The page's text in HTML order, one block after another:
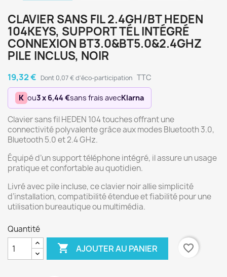
CLAVIER SANS FIL 2.4GH/BT HEDEN
104KEYS, SUPPORT TÉL INTÉGRÉ
CONNEXION BT3.0&BT5.0&2.4GHZ
PILE INCLUS, NOIR
19,32 € Dont 0,07 € d'éco-participation TTC
K ou3 x 6,44 €sans frais avecKlarna
Clavier sans fil HEDEN 104 touches offrant une
connectivité polyvalente grâce aux modes Bluetooth 3.0,
Bluetooth 5.0 et 2.4 GHz.
Équipé d’un support téléphone intégré, il assure un usage
pratique et confortable au quotidien.
Livré avec pile incluse, ce clavier noir allie simplicité
d’installation, compatibilité étendue et fiabilité pour une
utilisation bureautique ou multimédia.
Quantité
 AJOUTER AU PANIER favorite_border